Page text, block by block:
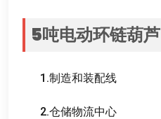
5吨电动环链葫芦
1.制造和装配线
2.仓储物流中心